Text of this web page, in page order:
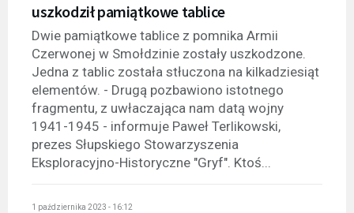
uszkodził pamiątkowe tablice
Dwie pamiątkowe tablice z pomnika Armii
Czerwonej w Smołdzinie zostały uszkodzone.
Jedna z tablic została stłuczona na kilkadziesiąt
elementów. - Drugą pozbawiono istotnego
fragmentu, z uwłaczająca nam datą wojny
1941-1945 - informuje Paweł Terlikowski,
prezes Słupskiego Stowarzyszenia
Eksploracyjno-Historyczne "Gryf". Ktoś...
1 października 2023 - 16:12